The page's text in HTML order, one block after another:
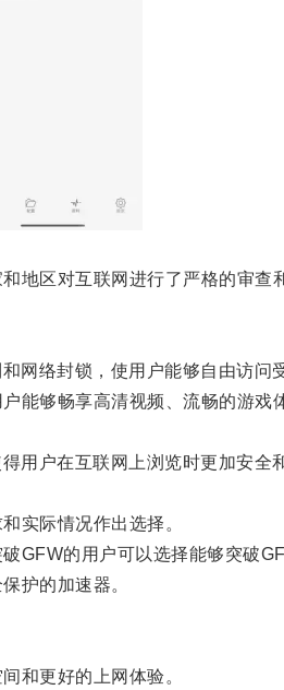
区对互联网进行了严格的审查
络封锁，使用户能够自由访问
够畅享高清视频、流畅的游戏
户在互联网上浏览时更加安全
实际情况作出选择。
的用户可以选择能够突破
护的加速器。
和更好的上网体验。